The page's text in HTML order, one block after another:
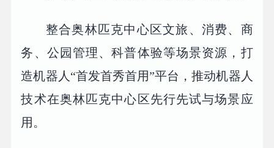
整合奥林匹克中心区文旅、消费、商
务、公园管理、科普体验等场景资源，打
造机器人“首发首秀首用”平台，推动机器人
技术在奥林匹克中心区先行先试与场景应
用。